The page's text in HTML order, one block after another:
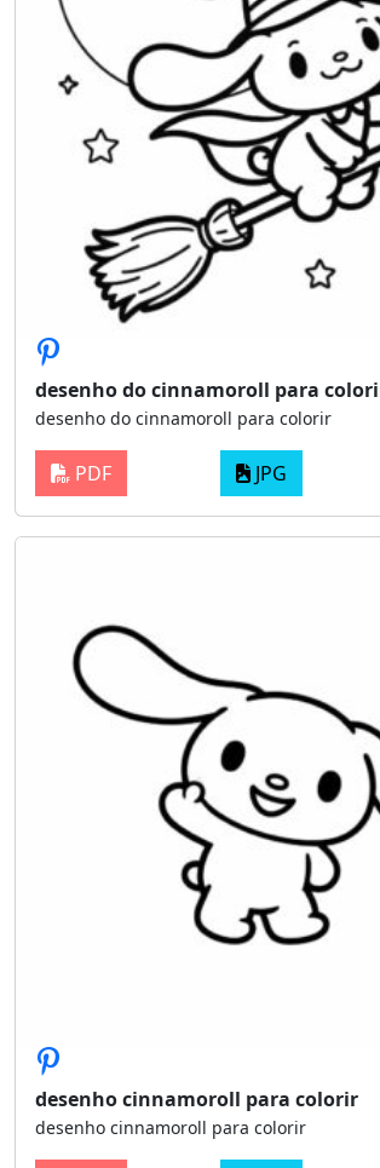
desenho do cinnamoroll para
desenho do cinnamoroll para colorir
PDF JPG
desenho cinnamoroll para colorir
desenho cinnamoroll para colorir